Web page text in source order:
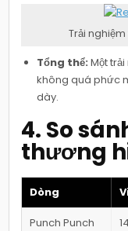
Trải
Tổng thể: Một
không quá phức
dày.
4. So
thương
Dòng
Punch Punch